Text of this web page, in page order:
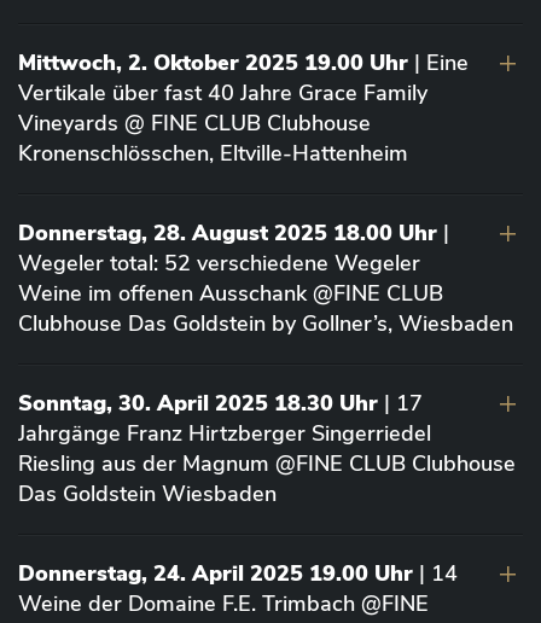
Mittwoch, 2. Oktober 2025 19.00 Uhr | Eine
Vertikale über fast 40 Jahre Grace Family
Vineyards @ FINE CLUB Clubhouse
Kronenschlösschen, Eltville-Hattenheim
Donnerstag, 28. August 2025 18.00 Uhr |
Wegeler total: 52 verschiedene Wegeler
Weine im offenen Ausschank @FINE CLUB
Clubhouse Das Goldstein by Gollner’s, Wiesbaden
Sonntag, 30. April 2025 18.30 Uhr | 17
Jahrgänge Franz Hirtzberger Singerriedel
Riesling aus der Magnum @FINE CLUB Clubhouse
Das Goldstein Wiesbaden
Donnerstag, 24. April 2025 19.00 Uhr | 14
Weine der Domaine F.E. Trimbach @FINE